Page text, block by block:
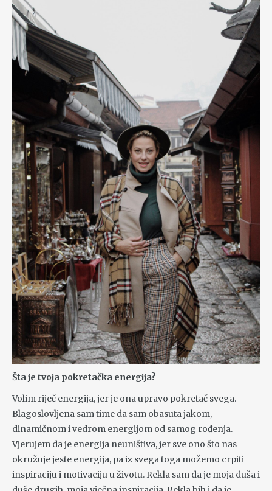
Šta je tvoja pokretačka energija?
Volim riječ energija, jer je ona upravo pokretač svega.
Blagoslovljena sam time da sam obasuta jakom,
dinamičnom i vedrom energijom od samog rođenja.
Vjerujem da je energija neuništiva, jer sve ono što nas
okružuje jeste energija, pa iz svega toga možemo crpiti
inspiraciju i motivaciju u životu. Rekla sam da je moja duša i